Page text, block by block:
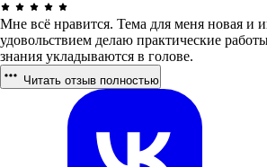
Мне всё нравится. Тема для меня новая и
удовольствием делаю практические
знания укладываются в голове.
Читать отзыв полностью